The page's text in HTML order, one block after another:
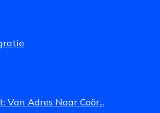
Van Adres Naar Coör...